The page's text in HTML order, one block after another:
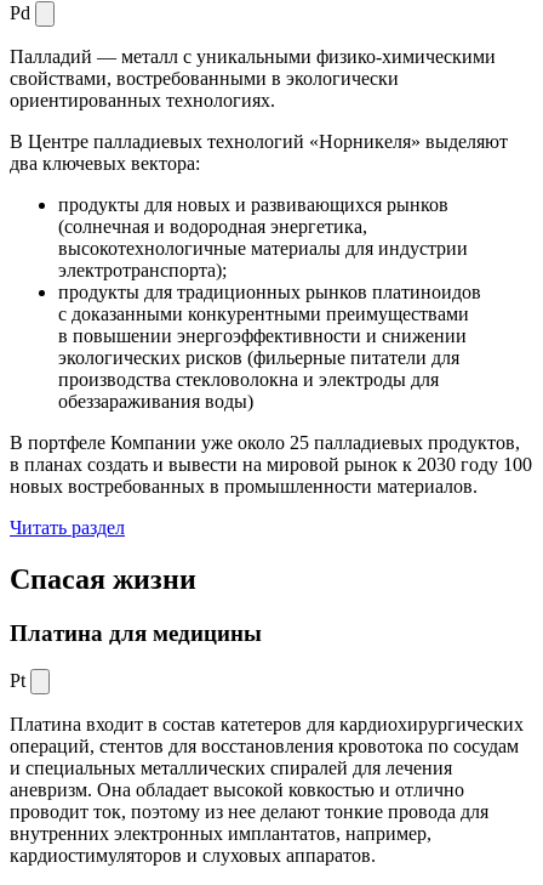
Pd
Палладий — металл с уникальными физико-химическими
свойствами, востребованными в экологически
ориентированных технологиях.
В Центре палладиевых технологий «Норникеля» выделяют
два ключевых вектора:
продукты для новых и развивающихся рынков
(солнечная и водородная энергетика,
высокотехнологичные материалы для индустрии
электротранспорта);
продукты для традиционных рынков платиноидов
с доказанными конкурентными преимуществами
в повышении энергоэффективности и снижении
экологических рисков (фильерные питатели для
производства стекловолокна и электроды для
обеззараживания воды)
В портфеле Компании уже около 25 палладиевых продуктов,
в планах создать и вывести на мировой рынок к 2030 году 100
новых востребованных в промышленности материалов.
Читать раздел
Спасая жизни
Платина для медицины
Pt
Платина входит в состав катетеров для кардиохирургических
операций, стентов для восстановления кровотока по сосудам
и специальных металлических спиралей для лечения
аневризм. Она обладает высокой ковкостью и отлично
проводит ток, поэтому из нее делают тонкие провода для
внутренних электронных имплантатов, например,
кардиостимуляторов и слуховых аппаратов.